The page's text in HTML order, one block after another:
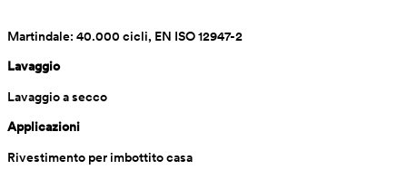
Martindale: 40.000 cicli, EN ISO 12947-2
Lavaggio
Lavaggio a secco
Applicazioni
Rivestimento per imbottito casa